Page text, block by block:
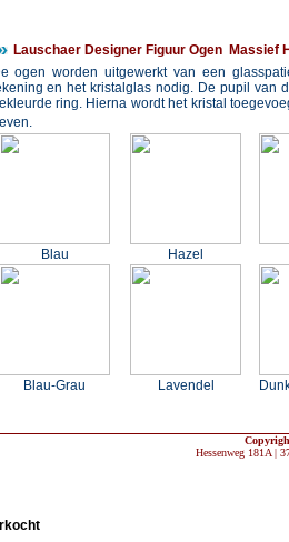
Lauschaer Designer Figuur Ogen Massief
ogen worden uitgewerkt van een
en het kristalglas nodig. De pupil van
ring. Hierna wordt het kristal
Blau Hazel
Blau-Grau Lavendel
Hessenweg 181A |